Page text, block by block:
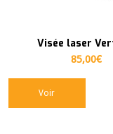
Visée laser
85,00€
Voir